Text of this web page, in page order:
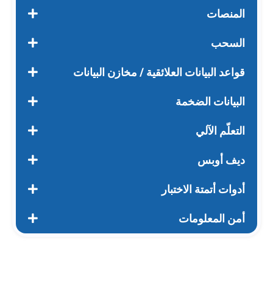
المنصات
السحب
قواعد البيانات العلائقية / مخازن البيانات
البيانات الضخمة
التعلّم الآلي
ديف أوبس
أدوات أتمتة الاختبار
أمن المعلومات